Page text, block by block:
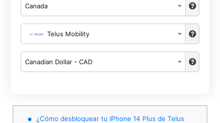
Canada
Telus Mobility
Canadian Dollar - CAD
¿Cómo desbloquear tu iPhone 14 Plus de Telus